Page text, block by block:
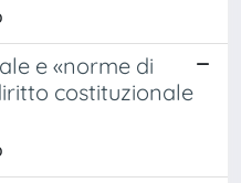
e «norme di
costituzionale